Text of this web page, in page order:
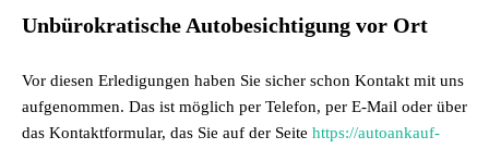
Unbürokratische Autobesichtigung vor Ort
Vor diesen Erledigungen haben Sie sicher schon Kontakt mit uns
aufgenommen. Das ist möglich per Telefon, per E-Mail oder über
das Kontaktformular, das Sie auf der Seite https://autoankauf-